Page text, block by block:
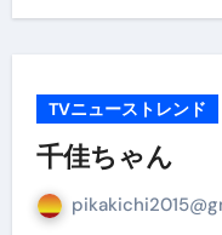
TVニューストレンド
千佳ちゃん